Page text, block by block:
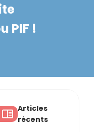
PIF !
Articles
récents